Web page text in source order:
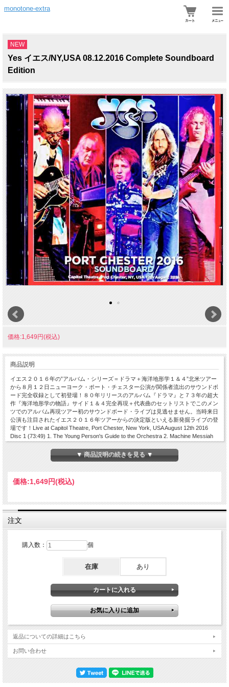
monotone-extra
NEW
Yes イエス/NY,USA 08.12.2016 Complete Soundboard
Edition
価格:1,649円(税込)
商品説明
イエス２０１６年の”アルバム・シリーズ＝ドラマ＋海洋地形学１＆４”北米ツアー
から８月１２日ニューヨーク・ポート・チェスター公演が関係者流出のサウンドボ
ード完全収録として初登場！８０年リリースのアルバム『ドラマ』と７３年の超大
作『海洋地形学の物語』サイド１＆４完全再現＋代表曲のセットリストでこのメン
ツでのアルバム再現ツアー初のサウンドボード・ライブは見逃せません。当時来日
公演も注目されたイエス２０１６年ツアーからの決定版といえる新発掘ライブの登
場です！Live at Capitol Theatre, Port Chester, New York, USA August 12th 2016
Disc 1 (73:49) 1. The Young Person's Guide to the Orchestra 2. Machine Messiah
3. White Car 4. Does It Really Happen? 5. Into the Lens 6. Run Through the Light 7.
Tempus Fugit 8. I've Seen All Good People 9. Siberian Khatru 10. And You and I
Disc:2 (74:39) 1. The Revealing Science of God 2. Leaves of Green 3. Ritual 4.
Band Introductions 5.Roundabout 6. Starship Trooper Steve Howe - guitar, vocals
Geoff Downes - keyboards, vocals Jon Davison - vocals, acoustic guitar,
percussion Billy Sherwood - bass, vocals Jay Schellen - drums Jon Davison - lead
Sherwood - bass guitar, backing vocals, harmonica, mixing Geoff Downes -
keyboards Alan White - drums, percussion Jay Schellen - additional drums,
percussion
▼ 商品説明の続きを見る ▼
価格:1,649円(税込)
注文
購入数： 個
在庫 あり
返品についての詳細はこちら
お問い合わせ